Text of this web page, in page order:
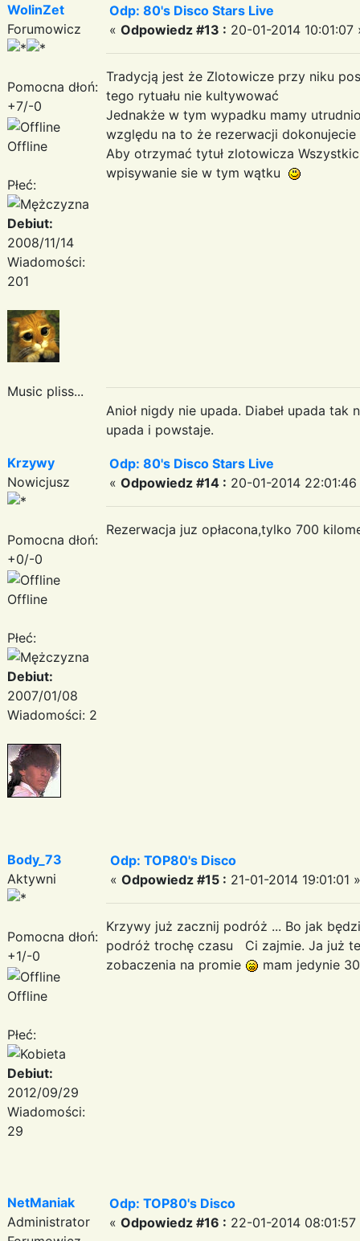
WolinZet
Forumowicz
Pomocna dłoń:
+7/-0
Offline
Płeć:
Debiut:
2008/11/14
Wiadomości:
201
Music pliss...
Odp: 80's Disco Stars Live
« Odpowiedz #13 : 20-01-2014 10:01:07
Tradycją jest że Zlotowicze przy niku
tego rytuału nie kultywować
Jednakże w tym wypadku mamy
względu na to że rezerwacji
Aby otrzymać tytuł zlotowicza
wpisywanie sie w tym wątku
Anioł nigdy nie upada. Diabeł upada
upada i powstaje.
Krzywy
Nowicjusz
Pomocna dłoń:
+0/-0
Offline
Płeć:
Debiut:
2007/01/08
Wiadomości: 2
Odp: 80's Disco Stars Live
« Odpowiedz #14 : 20-01-2014 22:01:46
Rezerwacja juz opłacona,tylko 700
Body_73
Aktywni
Pomocna dłoń:
+1/-0
Offline
Płeć:
Debiut:
2012/09/29
Wiadomości:
29
Odp: TOP80's Disco
« Odpowiedz #15 : 21-01-2014 19:01:01 »
Krzywy już zacznij podróż ... Bo jak
podróż trochę czasu Ci zajmie. Ja już
zobaczenia na promie
mam jedynie
NetManiak
Administrator
Odp: TOP80's Disco
« Odpowiedz #16 : 22-01-2014 08:01:57